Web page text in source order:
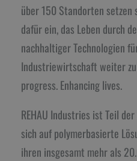
über 150 Standorten
dafür ein, das Leben durch
nachhaltiger Technologien
Industriewirtschaft weiter
progress. Enhancing lives.
REHAU Industries ist Teil
sich auf polymerbasierte
ihren insgesamt mehr als